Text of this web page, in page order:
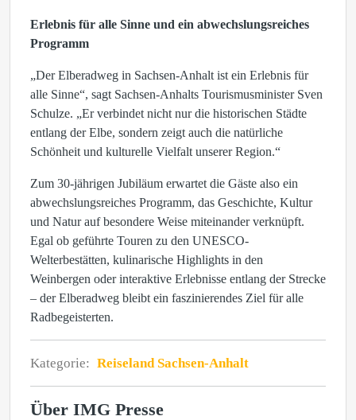
Erlebnis für alle Sinne und ein abwechslungsreiches
Programm
„Der Elberadweg in Sachsen-Anhalt ist ein Erlebnis für
alle Sinne“, sagt Sachsen-Anhalts Tourismusminister Sven
Schulze. „Er verbindet nicht nur die historischen Städte
entlang der Elbe, sondern zeigt auch die natürliche
Schönheit und kulturelle Vielfalt unserer Region.“
Zum 30-jährigen Jubiläum erwartet die Gäste also ein
abwechslungsreiches Programm, das Geschichte, Kultur
und Natur auf besondere Weise miteinander verknüpft.
Egal ob geführte Touren zu den UNESCO-
Welterbestätten, kulinarische Highlights in den
Weinbergen oder interaktive Erlebnisse entlang der Strecke
– der Elberadweg bleibt ein faszinierendes Ziel für alle
Radbegeisterten.
Kategorie: Reiseland Sachsen-Anhalt
Über IMG Presse